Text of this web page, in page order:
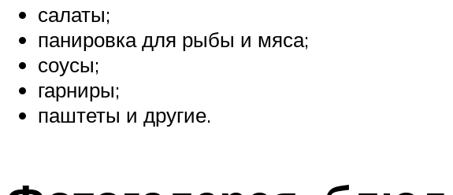
салаты;
панировка для рыбы и мяса;
соусы;
гарниры;
паштеты и другие.